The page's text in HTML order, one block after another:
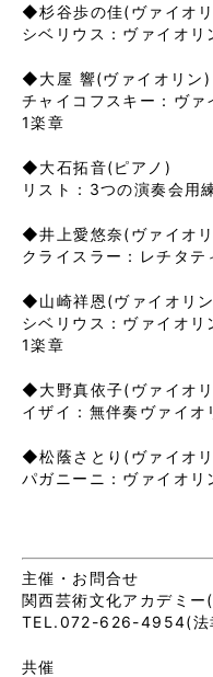
◆杉谷歩の佳(ヴァイオ
シベリウス：ヴァイオ
◆大屋 響(ヴァイオリン)
チャイコフスキー：ヴ
1楽章
◆大石拓音(ピアノ)
リスト：3つの演奏会用
◆井上愛悠奈(ヴァイオ
クライスラー：レチタ
◆山崎祥恩(ヴァイオリ
シベリウス：ヴァイオ
1楽章
◆大野真依子(ヴァイオ
イザイ：無伴奏ヴァイ
◆松蔭さとり(ヴァイオ
パガニーニ：ヴァイオ
主催・お問合せ
関西芸術文化アカデミ
TEL.072-626-4954(法
共催